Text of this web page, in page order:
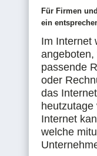
Für Firmen
ein
Im Internet
passende
oder
das
Internet
welche